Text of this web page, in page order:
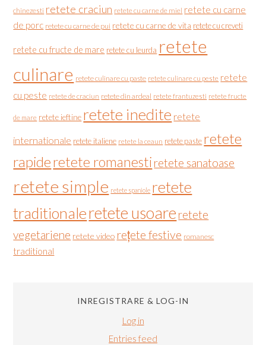
chinezesti retete craciun retete cu carne de miel retete cu carne
de porc retete cu carne de pui retete cu carne de vita retete cu creveti
retete cu fructe de mare retete cu leurda retete
culinare retete culinare cu paste retete culinare cu peste retete
cu peste retete de craciun retete din ardeal retete frantuzesti retete fructe
de mare retete ieftine retete inedite retete
internationale retete italiene retete la ceaun retete paste retete
rapideretete romanesti retete sanatoase
retete simple retete spaniole retete
traditionaleretete usoare retete
vegetariene retete video rețete festive romanesc
traditional
INREGISTRARE & LOG-IN
Log in
Entries feed